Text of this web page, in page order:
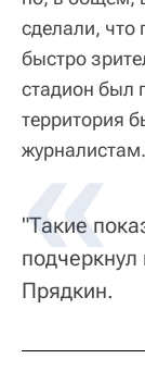
сделали, что
быстро
стадион был
территория
журналистам.
"Такие
Прядкин.